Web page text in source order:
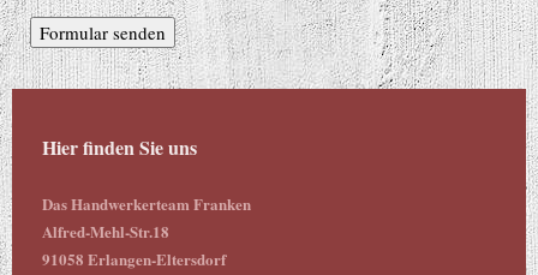
Hier finden Sie uns
Das Handwerkerteam Franken
Alfred-Mehl-Str.18
91058 Erlangen-Eltersdorf